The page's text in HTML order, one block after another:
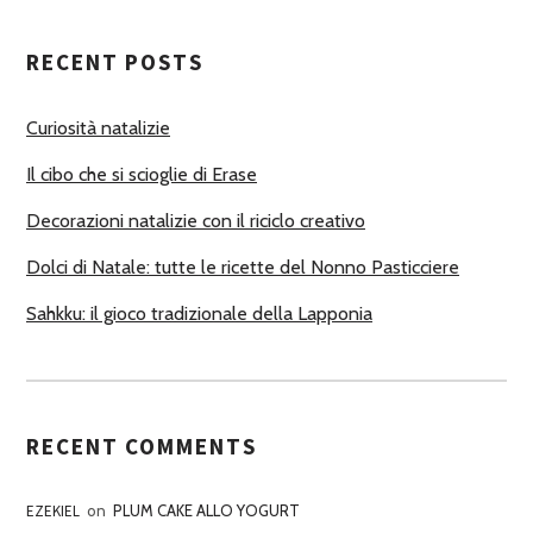
O
I
RECENT POSTS
Curiosità natalizie
Il cibo che si scioglie di Erase
Decorazioni natalizie con il riciclo creativo
Dolci di Natale: tutte le ricette del Nonno Pasticciere
Sahkku: il gioco tradizionale della Lapponia
RECENT COMMENTS
EZEKIEL on PLUM CAKE ALLO YOGURT